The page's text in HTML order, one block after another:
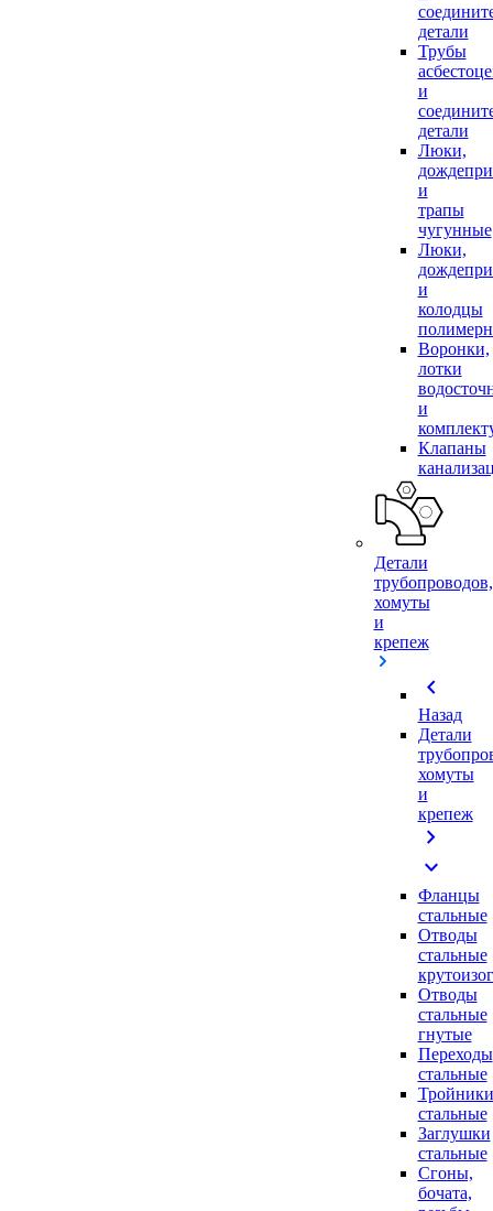
детали
Трубы
и
детали
Люки,
и
трапы
чугунные
Люки,
и
колодцы
Воронки,
лотки
и
Клапаны
Детали
трубопроводов,
хомуты
и
крепеж
chevron_left
Назад
Детали
хомуты
и
крепеж
chevron_right
expand_more
Фланцы
стальные
Отводы
стальные
Отводы
стальные
гнутые
Переходы
стальные
Тройники
стальные
Заглушки
стальные
Сгоны,
бочата,